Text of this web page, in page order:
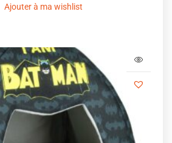
Ajouter à ma wishlist